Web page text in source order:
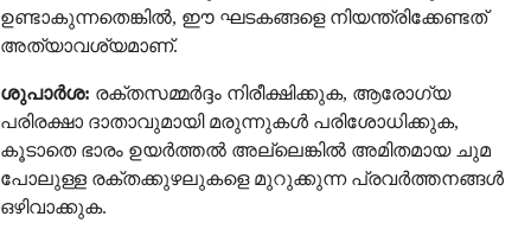
ഉണ്ടാകുന്നതെങ്കിൽ, ഈ ഘടകങ്ങളെ നിയന്ത്രിക്കേണ്ടത്
അത്യാവശ്യമാണ്.
ശുപാർശ: രക്തസമ്മർദ്ദം നിരീക്ഷിക്കുക, ആരോഗ്യ
പരിരക്ഷാ ദാതാവുമായി മരുന്നുകൾ പരിശോധിക്കുക,
കൂടാതെ ഭാരം ഉയർത്തൽ അല്ലെങ്കിൽ അമിതമായ ചുമ
പോലുള്ള രക്തക്കുഴലുകളെ മുറുക്കുന്ന പ്രവർത്തനങ്ങൾ
ഒഴിവാക്കുക.